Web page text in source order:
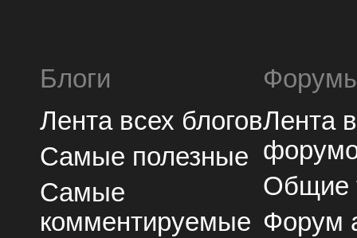
Блоги
Лента всех блогов
Самые полезные
Самые
комментируемые
Лента
Общие
Форум